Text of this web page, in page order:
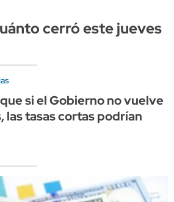
cerró este jueves
si el Gobierno no vuelve
las tasas cortas podrían